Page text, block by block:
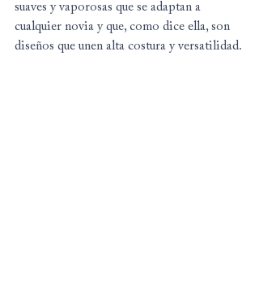
suaves y vaporosas que se adaptan a
cualquier novia y que, como dice ella, son
diseños que unen alta costura y versatilidad.